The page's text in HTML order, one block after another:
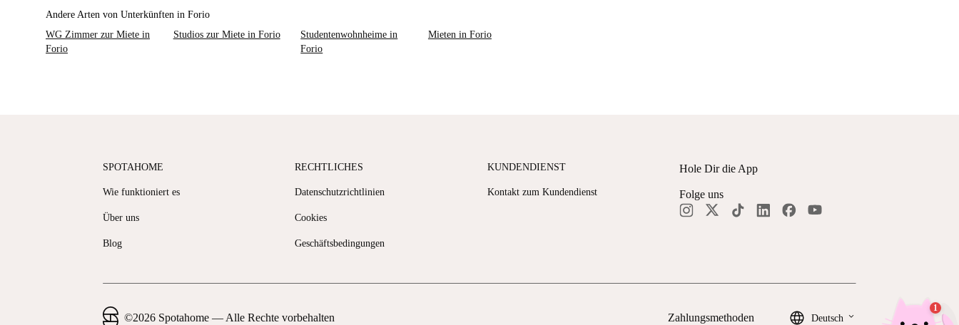
Andere Arten von Unterkünften in Forio
WG Zimmer zur Miete in
Forio
Studios zur Miete in Forio
Studentenwohnheime in
Forio
Mieten in Forio
SPOTAHOME
Wie funktioniert es
Über uns
Blog
RECHTLICHES
Datenschutzrichtlinien
Cookies
Geschäftsbedingungen
KUNDENDIENST
Kontakt zum Kundendienst
Hole Dir die App
Folge uns
©2026 Spotahome — Alle Rechte vorbehalten Zahlungsmethoden Deutsch keyboard_arrow_down